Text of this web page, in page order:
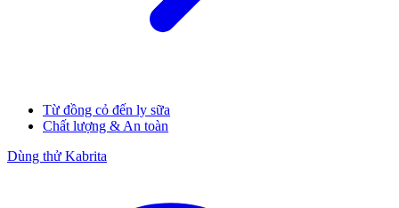
Từ đồng cỏ đến ly sữa
Chất lượng & An toàn
Dùng thử Kabrita